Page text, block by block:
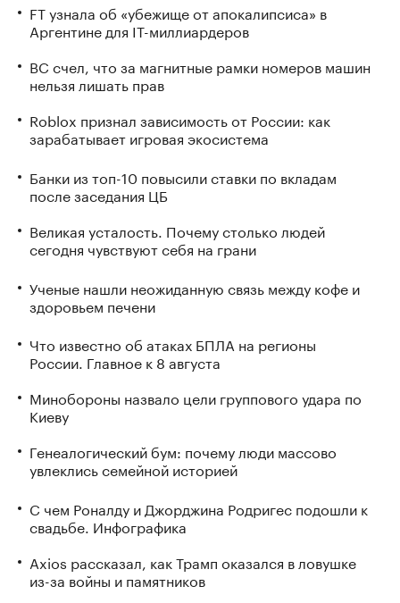
FT узнала об «убежище от апокалипсиса» в
Аргентине для IT-миллиардеров
ВС счел, что за магнитные рамки номеров машин
нельзя лишать прав
Roblox признал зависимость от России: как
зарабатывает игровая экосистема
Банки из топ-10 повысили ставки по вкладам
после заседания ЦБ
Великая усталость. Почему столько людей
сегодня чувствуют себя на грани
Ученые нашли неожиданную связь между кофе и
здоровьем печени
Что известно об атаках БПЛА на регионы
России. Главное к 8 августа
Минобороны назвало цели группового удара по
Киеву
Генеалогический бум: почему люди массово
увлеклись семейной историей
С чем Роналду и Джорджина Родригес подошли к
свадьбе. Инфографика
Axios рассказал, как Трамп оказался в ловушке
из-за войны и памятников